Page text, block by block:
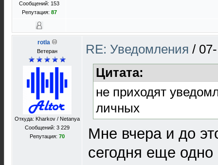
Сообщений: 153
Репутация: 87
rotla
Ветеран
Откуда: Kharkov / Netanya
Сообщений: 3 229
Репутация: 70
RE: Уведомления /
Цитата:
не приходят
личных
Мне вчера и до
сегодня еще